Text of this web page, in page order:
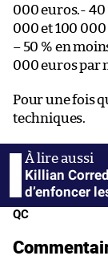
000 euros.- 40
000 et 100 000
– 50 % en
000 euros par
Pour une fois
techniques.
Killian
d’enfoncer
QC